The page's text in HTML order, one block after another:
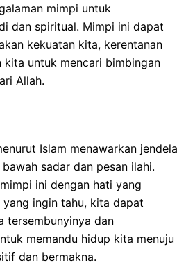
mimpi untuk
dan spiritual. Mimpi ini dapat
kekuatan kita, kerentanan
kita untuk mencari bimbingan
Allah.
Islam menawarkan jendela
sadar dan pesan ilahi.
ini dengan hati yang
ingin tahu, kita dapat
tersembunyinya dan
memandu hidup kita menuju
dan bermakna.